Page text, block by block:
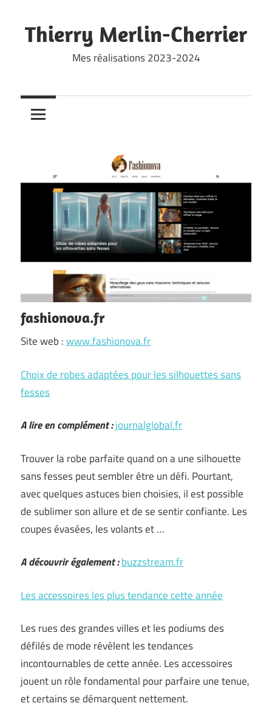
to
content
Thierry Merlin-Cherrier
Mes réalisations 2023-2024
fashionova.fr
Site web :www.fashionova.fr
Choix de robes adaptées pour les silhouettes sans
fesses
A lire en complément :journalglobal.fr
Trouver la robe parfaite quand on a une silhouette
sans fesses peut sembler être un défi. Pourtant,
avec quelques astuces bien choisies, il est possible
de sublimer son allure et de se sentir confiante. Les
coupes évasées, les volants et …
A découvrir également :buzzstream.fr
Les accessoires les plus tendance cette année
Les rues des grandes villes et les podiums des
défilés de mode révèlent les tendances
incontournables de cette année. Les accessoires
jouent un rôle fondamental pour parfaire une tenue,
et certains se démarquent nettement.